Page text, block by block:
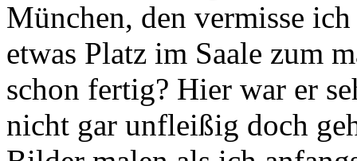
München, den vermisse
etwas Platz im Saale zum
schon fertig? Hier war er
nicht gar unfleißig doch